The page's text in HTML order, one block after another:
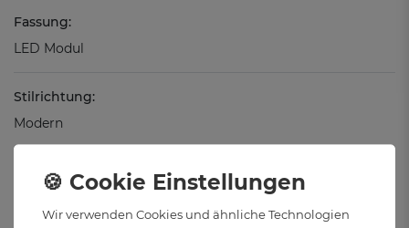
Fassung:
LED Modul
Stilrichtung:
Modern
Max. Wattzahl des Leuchtmittels:
Wir verwenden Cookies und ähnliche Technologien